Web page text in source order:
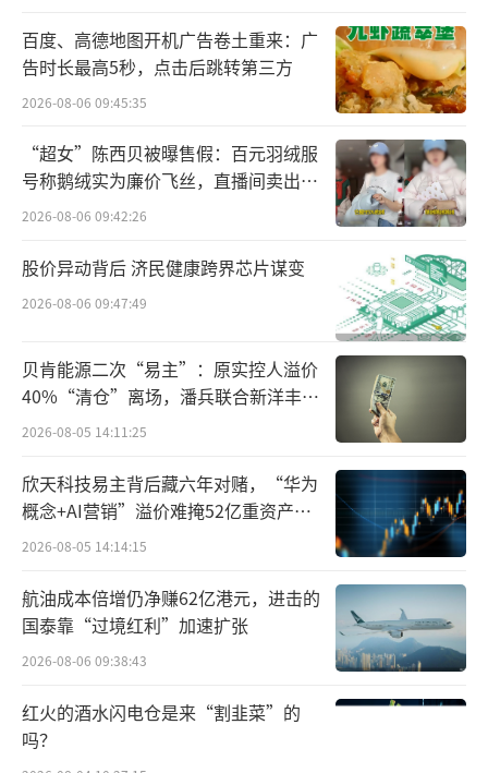
由于是国内第一个防治非典的中成药，连
花清瘟胶囊获准进入国家药品快速审批绿色通
道，于2004年5月9日获准生产上市。
2009年甲型H1N1流感大流行，连花清瘟
被列入卫生部《人感染甲型H1N1流感诊疗方案
（2009年版）》，成为临床防治甲型H1N1流
感用药。
彼时，北京佑安医院等9家三甲医院就联合
开展了“连花清瘟治疗甲型H1N1流感循证医学
研究”。研究结果得到了国家中医药管理局组
织专家论证会的一致认可：H1N1病毒核酸转阴
缓解时间，连花清瘟优于达菲；连花清瘟可有
效缓解咳嗽、咽痛、乏力症状。
2020年新冠爆发，连花清瘟再次站在聚光
灯下。2022年2月，连花清瘟被列入国家卫生健
康委发布的《新型冠状病毒肺炎诊疗方案（试
再次被纳入《新型冠状病毒肺炎诊疗方案（试
行第七版）》，推荐用于轻型和普通型患者的
百度、高德地图开机广告卷土重来：广
告时长最高5秒，点击后跳转第三方
2026-08-06 09:45:35
“超女”陈西贝被曝售假：百元羽绒服
号称鹅绒实为廉价飞丝，直播间卖出超
百万元
2026-08-06 09:42:26
股价异动背后 济民健康跨界芯片谋变
2026-08-06 09:47:49
贝肯能源二次“易主”：原实控人溢价
40%“清仓”离场，潘兵联合新洋丰、
宏科百世拟入主
2026-08-05 14:11:25
欣天科技易主背后藏六年对赌，“华为
概念+AI营销”溢价难掩52亿重资产考
验
2026-08-05 14:14:15
航油成本倍增仍净赚62亿港元，进击的
国泰靠“过境红利”加速扩张
2026-08-06 09:38:43
红火的酒水闪电仓是来“割韭菜”的
吗？